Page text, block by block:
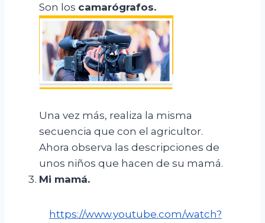
Son los camarógrafos.
Una vez más, realiza la misma
secuencia que con el agricultor.
Ahora observa las descripciones de
unos niños que hacen de su mamá.
Mi mamá.
https://www.youtube.com/watch?